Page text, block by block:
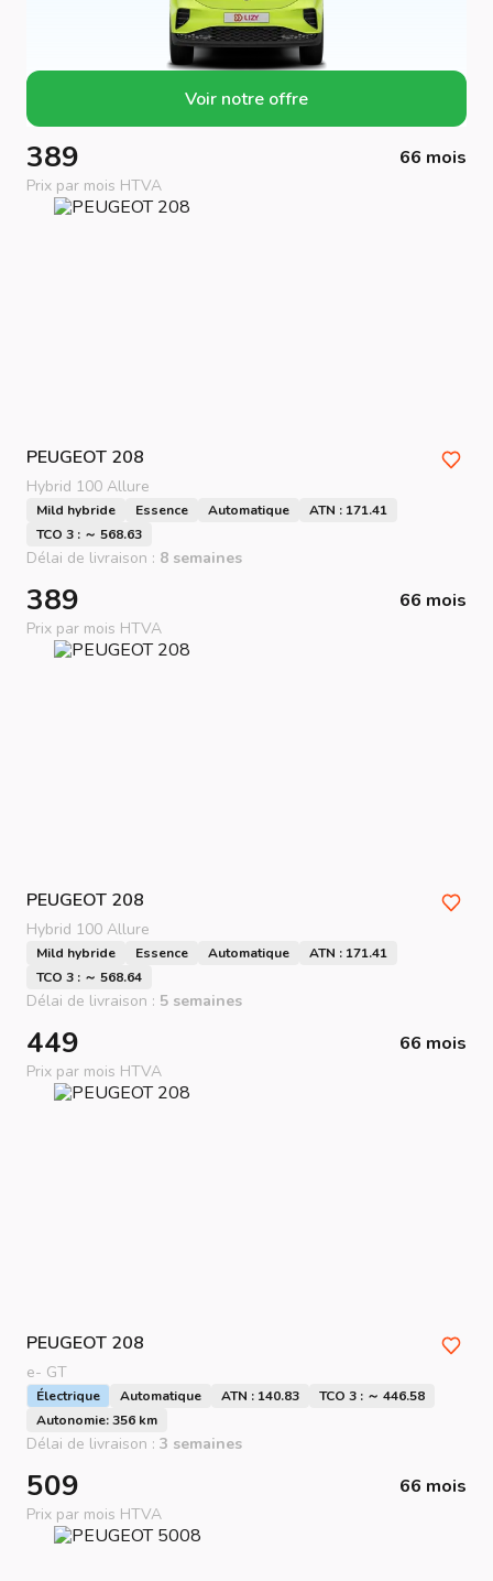
Voir notre offre
389 66 mois
Prix par mois HTVA
PEUGEOT 208
Hybrid 100 Allure
Mild hybride Essence Automatique
ATN : 171.41
TCO 3 : ～ 568.63
Délai de livraison : 8 semaines
389 66 mois
Prix par mois HTVA
PEUGEOT 208
Hybrid 100 Allure
Mild hybride Essence Automatique
ATN : 171.41
TCO 3 : ～ 568.64
Délai de livraison : 5 semaines
449 66 mois
Prix par mois HTVA
PEUGEOT 208
e- GT
Électrique Automatique ATN : 140.83
TCO 3 : ～ 446.58
Autonomie: 356 km
Délai de livraison : 3 semaines
509 66 mois
Prix par mois HTVA